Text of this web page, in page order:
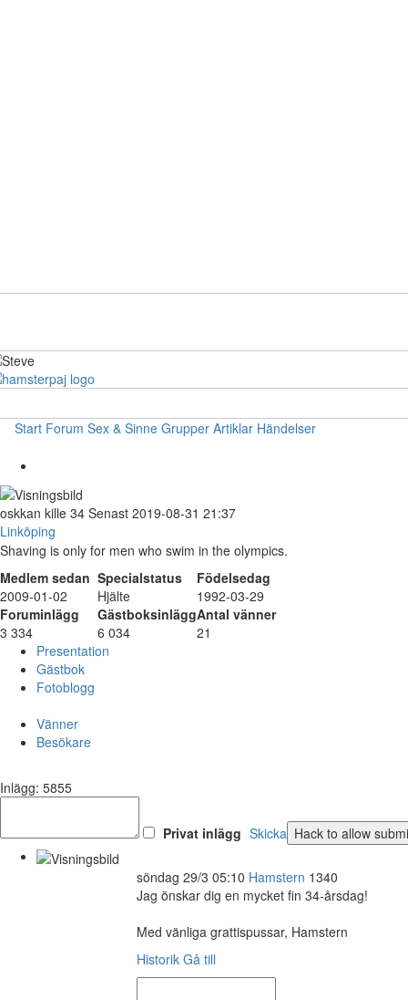
Start Forum Sex & Sinne Grupper Artiklar Händelser
oskkan kille 34 Senast 2019-08-31 21:37
Linköping
Shaving is only for men who swim in the olympics.
Medlem sedan Specialstatus
Födelsedag
2009-01-02
Hjälte
1992-03-29
Foruminlägg
GästboksinläggAntal vänner
3 334
6 034
21
Presentation
Gästbok
Fotoblogg
Vänner
Besökare
Inlägg: 5855
Privat inlägg Skicka
söndag 29/3 05:10 Hamstern 1340
Jag önskar dig en mycket fin 34-årsdag!
Med vänliga grattispussar, Hamstern
Historik Gå till